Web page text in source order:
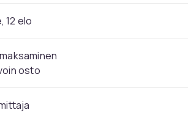
12 elo
osto